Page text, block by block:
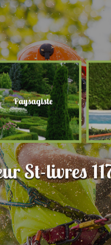
Paysagiste
St-livres